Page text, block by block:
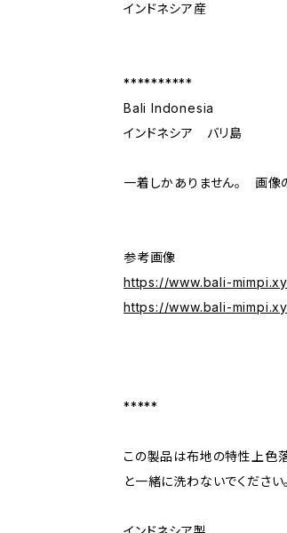
インドネシア産
**********
Bali Indonesia
インドネシア バリ島
一着しかありません。 画像
参考画像
https://www.bali-
https://www.bali-
*****
この製品は布地の特性上色
と一緒に洗わないでください